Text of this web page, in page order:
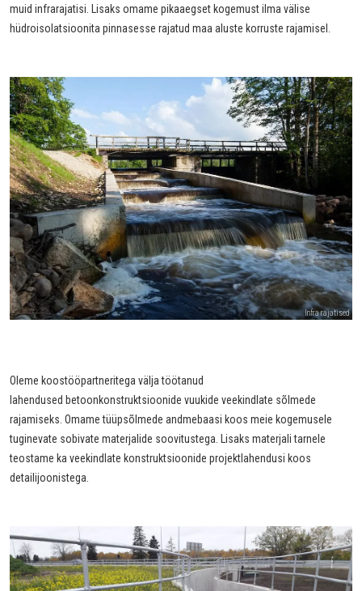
muid infrarajatisi. Lisaks omame pikaaegset kogemust ilma välise
hüdroisolatsioonita pinnasesse rajatud maa aluste korruste rajamisel.
Infra rajatised
Oleme koostööpartneritega välja töötanud
lahendused betoonkonstruktsioonide vuukide veekindlate sõlmede
rajamiseks. Omame tüüpsõlmede andmebaasi koos meie kogemusele
tuginevate sobivate materjalide soovitustega. Lisaks materjali tarnele
teostame ka veekindlate konstruktsioonide projektlahendusi koos
detailijoonistega.